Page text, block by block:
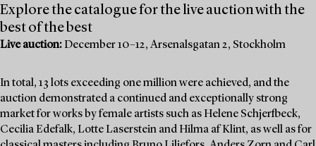
Explore the catalogue for the live auction with the
best of the best
Live auction: December 10–12, Arsenalsgatan 2, Stockholm
In total, 13 lots exceeding one million were achieved, and the
auction demonstrated a continued and exceptionally strong
market for works by female artists such as Helene Schjerfbeck,
Cecilia Edefalk, Lotte Laserstein and Hilma af Klint, as well as for